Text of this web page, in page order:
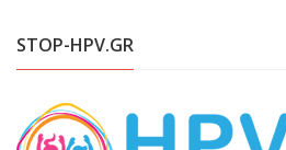
STOP-HPV.GR